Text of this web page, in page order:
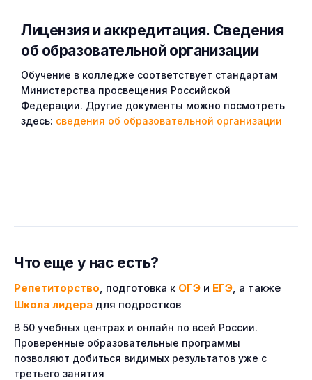
Лицензия и аккредитация. Cведения
об образовательной организации
Обучение в колледже соответствует стандартам
Министерства просвещения Российской
Федерации. Другие документы можно посмотреть
здесь: сведения об образовательной организации
Что еще у нас есть?
Репетиторство, подготовка к ОГЭ и ЕГЭ, а также
Школа лидера для подростков
В 50 учебных центрах и онлайн по всей России.
Проверенные образовательные программы
позволяют добиться видимых результатов уже с
третьего занятия